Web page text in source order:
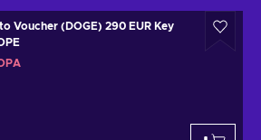
Voucher (DOGE) 290 EUR Key